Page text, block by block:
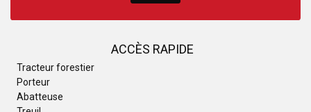
ACCÈS RAPIDE
Tracteur forestier
Porteur
Abatteuse